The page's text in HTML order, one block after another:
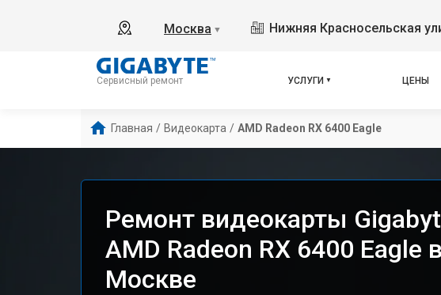
Москва ▼ Нижняя Красносельская
Сервисный ремонт УСЛУГИ ЦЕНЫ
Главная / Видеокарта / AMD Radeon RX 6400 Eagle
Ремонт видеокарты
AMD Radeon RX 6400 Eagle в
Москве